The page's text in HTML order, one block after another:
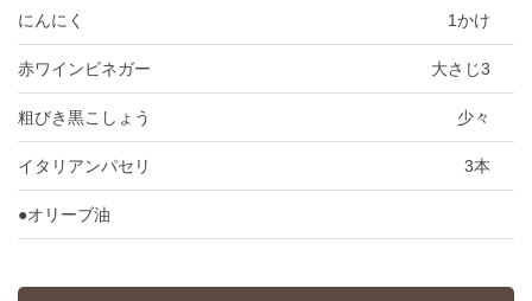
にんにく 1かけ
赤ワインビネガー 大さじ3
粗びき黒こしょう 少々
イタリアンパセリ 3本
●オリーブ油